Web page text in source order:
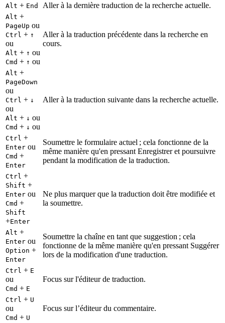
Alt + End Aller à la dernière traduction de la recherche actuelle.
Alt +
PageUp ou
Ctrl + ↑
ou
Alt + ↑ ou
Cmd + ↑ ou
Aller à la traduction précédente dans la recherche en
cours.
Alt +
PageDown
ou
Ctrl + ↓
ou
Alt + ↓ ou
Cmd + ↓ ou
Aller à la traduction suivante dans la recherche actuelle.
Ctrl +
Enter ou
Cmd +
Enter
Soumettre le formulaire actuel ; cela fonctionne de la
même manière qu'en pressant Enregistrer et poursuivre
pendant la modification de la traduction.
Ctrl +
Shift +
Enter ou
Cmd +
Shift
+Enter
Ne plus marquer que la traduction doit être modifiée et
la soumettre.
Alt +
Enter ou
Option +
Enter
Soumettre la chaîne en tant que suggestion ; cela
fonctionne de la même manière qu'en pressant Suggérer
lors de la modification d'une traduction.
Ctrl + E
ou
Cmd + E
Focus sur l'éditeur de traduction.
Ctrl + U
ou
Cmd + U
Focus sur l’éditeur du commentaire.